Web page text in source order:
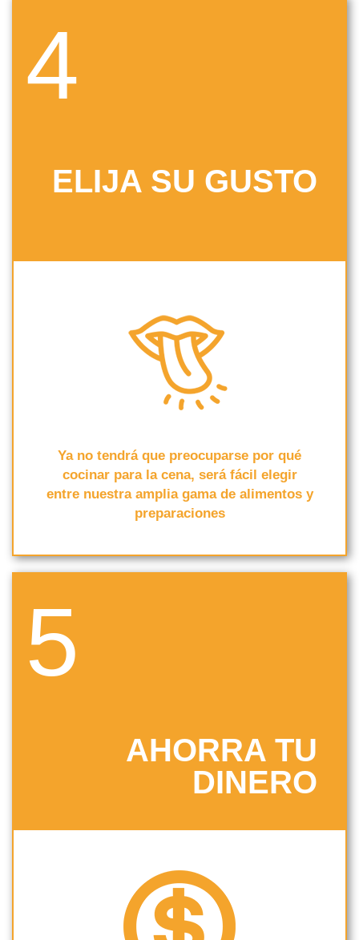
4
ELIJA SU GUSTO
Ya no tendrá que preocuparse por qué
cocinar para la cena, será fácil elegir
entre nuestra amplia gama de alimentos y
preparaciones
5
AHORRA TU
DINERO